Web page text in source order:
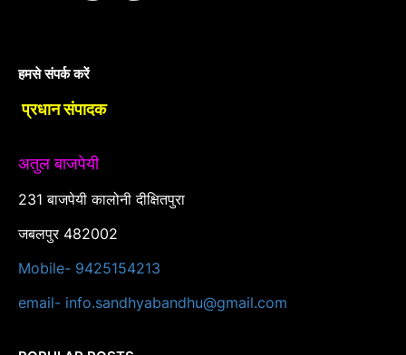
हमसे संपर्क करें
प्रधान संपादक
अतुल बाजपेयी
231 बाजपेयी कालोनी दीक्षितपुरा
जबलपुर 482002
Mobile- 9425154213
email- info.sandhyabandhu@gmail.com